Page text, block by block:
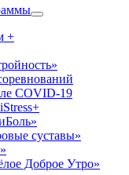
+
COVID-19
суставы»
Доброе Утро»